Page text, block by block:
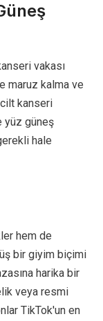
vakası
maruz kalma ve
kanseri
yüz güneş
hale
hem de
bir giyim biçimi
harika bir
veya resmi
TikTok'un en